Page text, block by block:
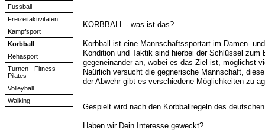
KORBBALL - was ist das?
Korbball ist eine Mannschaftssportart im Damen-
Kondition und Taktik sind hierbei der Schlüssel
gegeneinander an, wobei es das Ziel ist, möglichst
Naürlich versucht die gegnerische Mannschaft,
der Abwehr gibt es verschiedene Möglichkeiten zu
Gespielt wird nach den Korbballregeln des
Haben wir Dein Interesse geweckt?
Fussball
Freizeitaktivitäten
Kampfsport
Korbball
Rehasport
Turnen - Fitness -
Pilates
Volleyball
Walking